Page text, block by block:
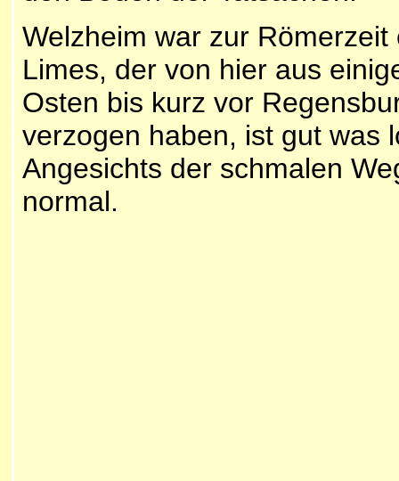
Welzheim war zur
Limes, der von hier aus
Osten bis kurz vor
verzogen haben, ist gut was
Angesichts der schmalen
normal.